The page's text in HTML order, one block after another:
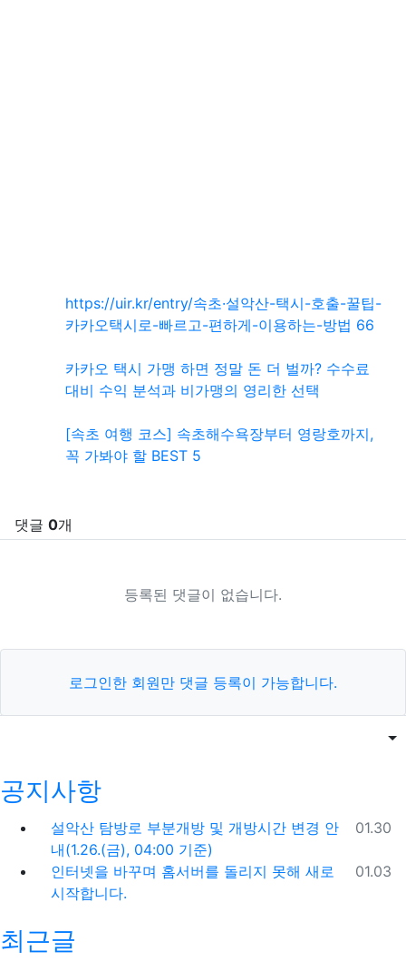
관련자료https://uir.kr/entry/속초·설악산-택시-호출-꿀팁-
카카오택시로-빠르고-편하게-이용하는-방법 66
카카오 택시 가맹 하면 정말 돈 더 벌까? 수수료
대비 수익 분석과 비가맹의 영리한 선택
[속초 여행 코스] 속초해수욕장부터 영랑호까지,
꼭 가봐야 할 BEST 5
댓글 0개
등록된 댓글이 없습니다.
로그인한 회원만 댓글 등록이 가능합니다.
목록게
공지사항
등록일
01.30
설악산 탐방로 부분개방 및 개방시간 변경 안
내(1.26.(금), 04:00 기준)
등록일
01.03
인터넷을 바꾸며 홈서버를 돌리지 못해 새로
시작합니다.
최근글